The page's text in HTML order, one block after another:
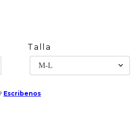
Talla
M-L
Escribenos